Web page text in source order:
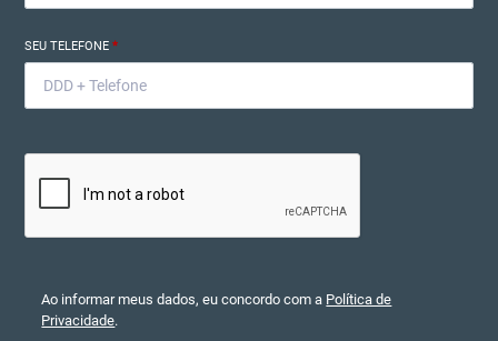
SEU TELEFONE*
Ao informar meus dados, eu concordo com a Política de
Privacidade.